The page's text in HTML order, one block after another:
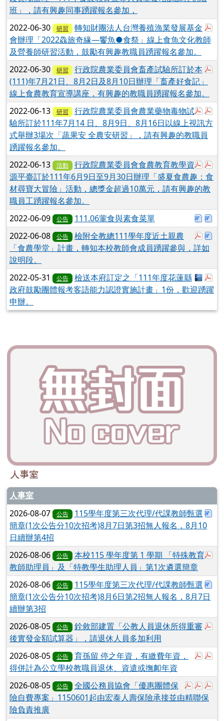
班」，請有興趣同事踴躍報名參加，
2022-06-30 研習
轉知財團法人台灣養殖漁業發展基金
會辦理「2022鱻旅奇緣—饗魚●食祭」線上食魚文化教師
及營養師研習活動，鼓勵有興趣教職員踴躍報名參加。
2022-06-30 研習
行政院農業委員會畜產試驗所訂於本
(111)年7月21日、8月2日及8月10日辦理「畜產好食記」
線上食農教育宣導講座，有興趣的教職員踴躍報名參加。
於彈
2022-06-13 研習
行政院農業委員會農業藥物毒物試
驗所訂於111年7月14 日、8月9日、8月16日以線上視訊方
式舉辦3場次「蔬果安 全農安研習」，請有興趣的教職員
踴躍報名參加。
於彈
2022-06-13 活動
行政院農業委員會食農教育教學資
源平臺訂於111年6月9日至9月30日辦理「盛夏食農趣：食
材尋寶大冒險」活動，總獎金超過10萬元，請有興趣的教
職員工踴躍報名參加。
下載
2022-06-09 公告
111.06葷食與素食菜單
於彈
2022-06-08 公告
檢附全教總111學年度近土親農
「食農學堂」計畫，轉知本校教師會成員踴躍參與，詳如
說明段。
下載
2022-05-31 公告
檢送本府訂定之「111年度花蓮縣
政府鼓勵團體報考客語能力認證實施計畫」1份，歡迎踴躍
申辦。
人事室
人事室
2026-08-07 公告
115學年度第三次代理/代課教師甄選
簡章(1次公告分10次招考)8月7日第3招無人報名，8月10
日續辦第4招
2026-08-06 公告
本校115 學年度第 1 學期 「特殊教育
教師助理員」及「特教學生助理人員」第1次遴選簡章
2026-08-06 公告
115學年度第三次代理/代課教師甄選
簡章(1次公告分10次招考)8月6日第2招無人報名，8月7日
續辦第3招
2026-08-05 公告
銓敘部建置「公教人員退休所得重審
後實發金額試算器」，請退休人員多加利用
於彈
2026-08-05 公告
育孫留 停之年資，有繳費年資，
得併計為公立學校教職員退休、資遣或撫卹年資
於彈跳
於彈
2026-08-05 公告
全國公務員協會「優惠團體保
險自費專案」1150601起由宏泰人壽保險承接並由精聯保
險負責推廣